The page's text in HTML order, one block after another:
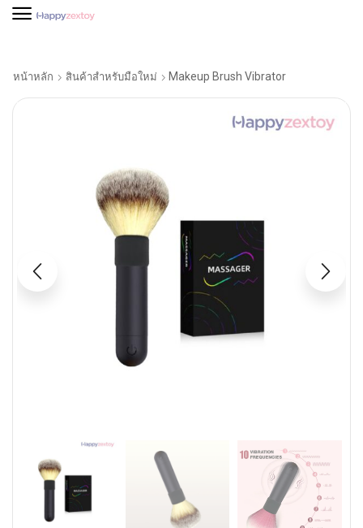
หน้าหลัก สินค้าสำหรับมือใหม่ Makeup Brush Vibrator